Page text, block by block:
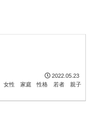
2022.05.23
女性 家庭 性格 若者 親子